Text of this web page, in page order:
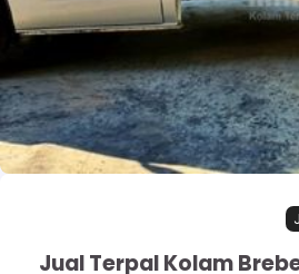
Jual Terpal Kolam